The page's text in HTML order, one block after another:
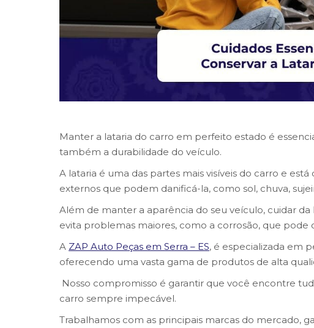
Manter a lataria do carro em perfeito estado é
também a durabilidade do veículo.
A lataria é uma das partes mais visíveis do carro e
externos que podem danificá-la, como sol, chuva,
Além de manter a aparência do seu veículo, cuidar
evita problemas maiores, como a corrosão, que
A ZAP Auto Peças em Serra – ES, é especializada em
oferecendo uma vasta gama de produtos de alta
Nosso compromisso é garantir que você encontre
carro sempre impecável.
Trabalhamos com as principais marcas do mercado,